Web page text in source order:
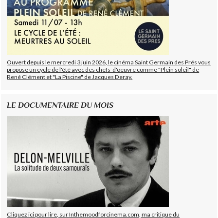
Ouvert depuis le mercredi 3 juin 2026, le cinéma Saint Germain des Prés vous
propose un cycle de l'été avec des chefs-d'oeuvre comme "Plein soleil" de
René Clément et "La Piscine" de Jacques Deray.
LE DOCUMENTAIRE DU MOIS
Cliquez ici pour lire, sur Inthemoodforcinema.com, ma critique du